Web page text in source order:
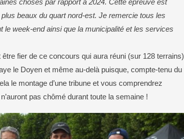
La collecte des déchets
Les déchets verts
Le parc photovoltaïque
choses par rapport à 2024. Cette épreuve est
beaux du quart nord-est. Je remercie tous les
week-end ainsi que la municipalité et les services
fier de ce concours qui aura réuni (sur 128 terrains)
le Doyen et même au-delà puisque, compte-tenu du
le montage d’une tribune et vous comprendrez
pas chômé durant toute la semaine !